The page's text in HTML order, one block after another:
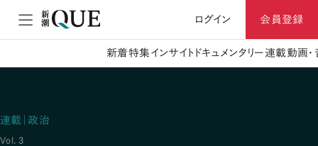
ログイン 会員登録
新着特集 インサイト ドキュメンタリー 連載動画
連載｜政治
Vol. 3